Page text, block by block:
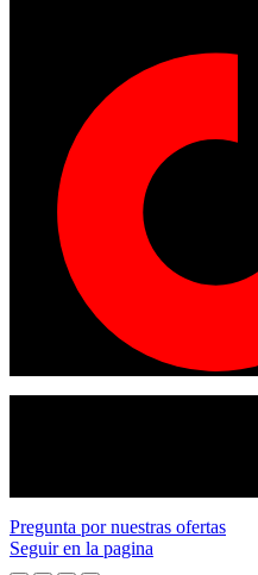
Pregunta por nuestras ofertas
Seguir en la pagina